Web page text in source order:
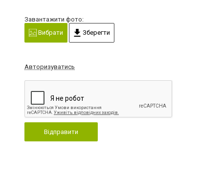
Завантажити фото:
Вибрати
Зберегти
Авторизуватись
Відправити